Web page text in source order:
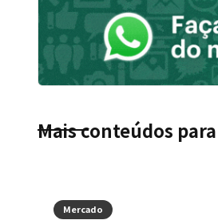
Mais conteúdos
Mercado